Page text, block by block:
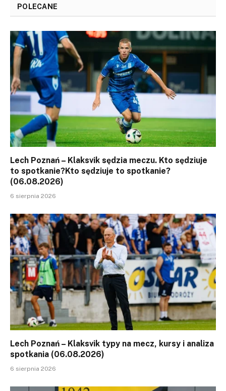
POLECANE
Lech Poznań – Klaksvik sędzia meczu. Kto sędziuje
to spotkanie?Kto sędziuje to spotkanie?
(06.08.2026)
6 sierpnia 2026
Lech Poznań – Klaksvik typy na mecz, kursy i analiza
spotkania (06.08.2026)
6 sierpnia 2026